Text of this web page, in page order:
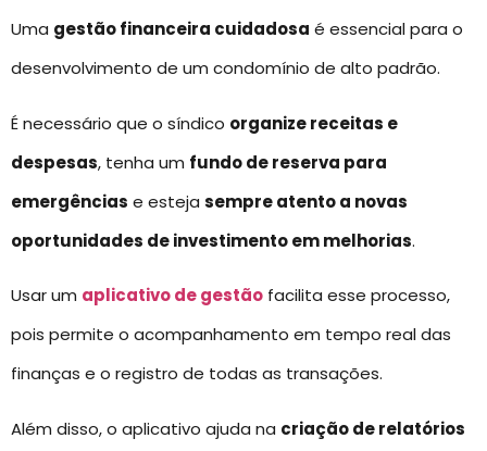
Uma gestão financeira cuidadosa é essencial para o
desenvolvimento de um condomínio de alto padrão.
É necessário que o síndico organize receitas e
despesas, tenha um fundo de reserva para
emergências e esteja sempre atento a novas
oportunidades de investimento em melhorias.
Usar um aplicativo de gestão facilita esse processo,
pois permite o acompanhamento em tempo real das
finanças e o registro de todas as transações.
Além disso, o aplicativo ajuda na criação de relatórios